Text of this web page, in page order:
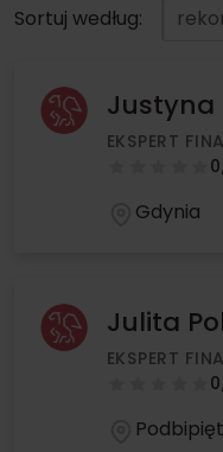
Sortuj według:
Justyna
EKSPERT
Gdynia
Julita
EKSPERT